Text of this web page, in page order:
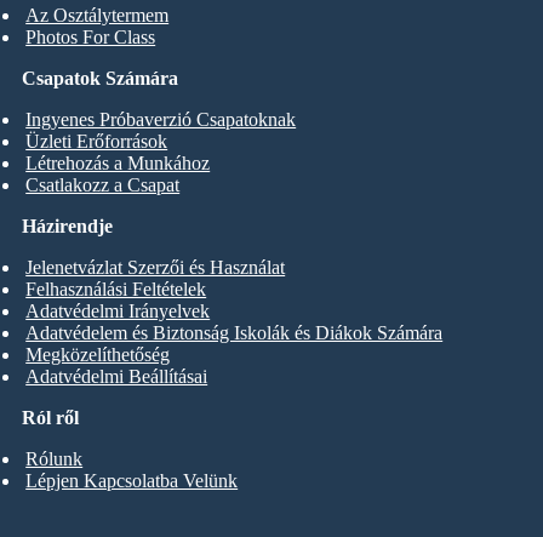
Az Osztálytermem
Photos For Class
Csapatok Számára
Ingyenes Próbaverzió Csapatoknak
Üzleti Erőforrások
Létrehozás a Munkához
Csatlakozz a Csapat
Ról ről
Rólunk
Lépjen Kapcsolatba Velünk
Házirendje
Jelenetvázlat Szerzői és Használat
Felhasználási Feltételek
Adatvédelmi Irányelvek
Adatvédelem és Biztonság Iskolák és Diákok Számára
Megközelíthetőség
Adatvédelmi Beállításai